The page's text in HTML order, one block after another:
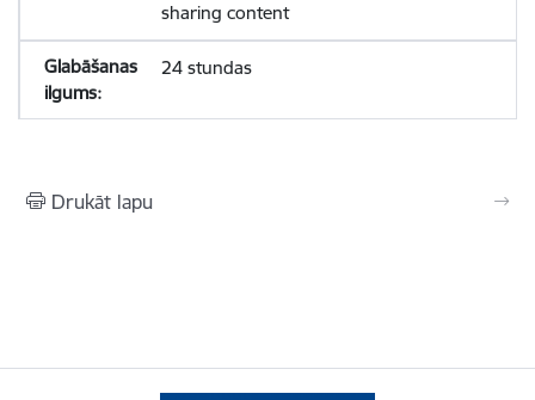
sharing content
24 stundas
Drukāt lapu